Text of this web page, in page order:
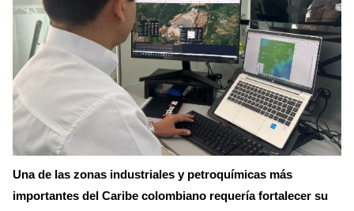
Una de las zonas industriales y petroquímicas más
importantes del Caribe colombiano requería fortalecer su